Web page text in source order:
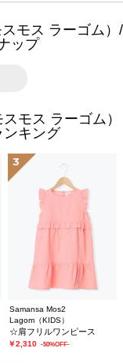
モス ラーゴム）/
ップ
モス ラーゴム）
ンキング
3
Samansa Mos2
Lagom（KIDS）
☆肩フリルワンピース
￥2,310 -50%OFF-